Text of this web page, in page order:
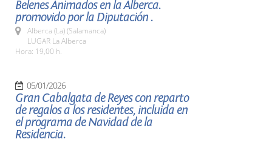
Belenes Animados en la Alberca.
promovido por la Diputación .
Alberca (La) (Salamanca)
LUGAR La Alberca
Hora: 19,00 h.
05/01/2026
Gran Cabalgata de Reyes con reparto
de regalos a los residentes, incluida en
el programa de Navidad de la
Residencia.